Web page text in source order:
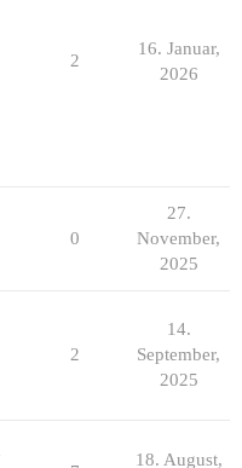
2
16. Januar,
2026
0
27.
November,
2025
2
14.
September,
2025
18. August,